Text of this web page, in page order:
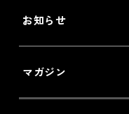
お知らせ
マガジン